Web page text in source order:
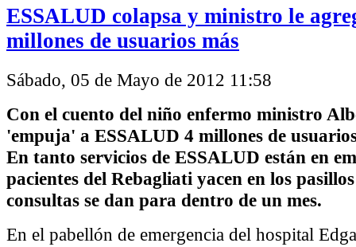
ESSALUD colapsa y ministro le
millones de usuarios más
Sábado, 05 de Mayo de 2012 11:58
Con el cuento del niño enfermo ministro
'empuja' a ESSALUD 4 millones de
En tanto servicios de ESSALUD están en
pacientes del Rebagliati yacen en los
consultas se dan para dentro de un mes.
En el pabellón de emergencia del hospital